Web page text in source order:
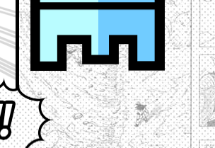
【7月20日（月）】「
EVENT
Weekly Dragonball News
ワールドコレクタブルフ
アミューズメント景品
ドラゴンボール ゲキシ